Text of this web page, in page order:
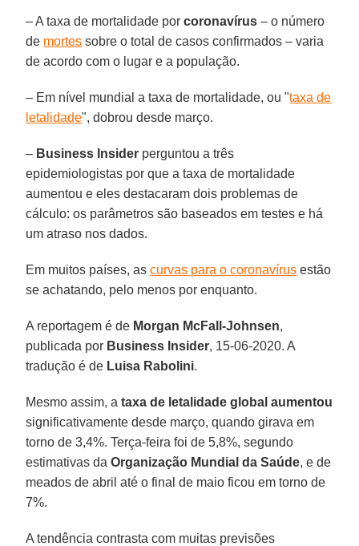
– A taxa de mortalidade porcoronavírus – o número
de mortes sobre o total de casos confirmados – varia
de acordo com o lugar e a população.
– Em nível mundial a taxa de mortalidade, ou "taxa de
letalidade", dobrou desde março.
– Business Insider perguntou a três
epidemiologistas por que a taxa de mortalidade
aumentou e eles destacaram dois problemas de
cálculo: os parâmetros são baseados em testes e há
um atraso nos dados.
Em muitos países, ascurvas para o coronavírus estão
se achatando, pelo menos por enquanto.
A reportagem é de Morgan McFall-Johnsen,
publicada por Business Insider, 15-06-2020. A
tradução é de Luisa Rabolini.
Mesmo assim, ataxa de letalidade global aumentou
significativamente desde março, quando girava em
torno de 3,4%. Terça-feira foi de 5,8%, segundo
estimativas daOrganização Mundial da Saúde, e de
meados de abril até o final de maio ficou em torno de
7%.
A tendência contrasta com muitas previsões